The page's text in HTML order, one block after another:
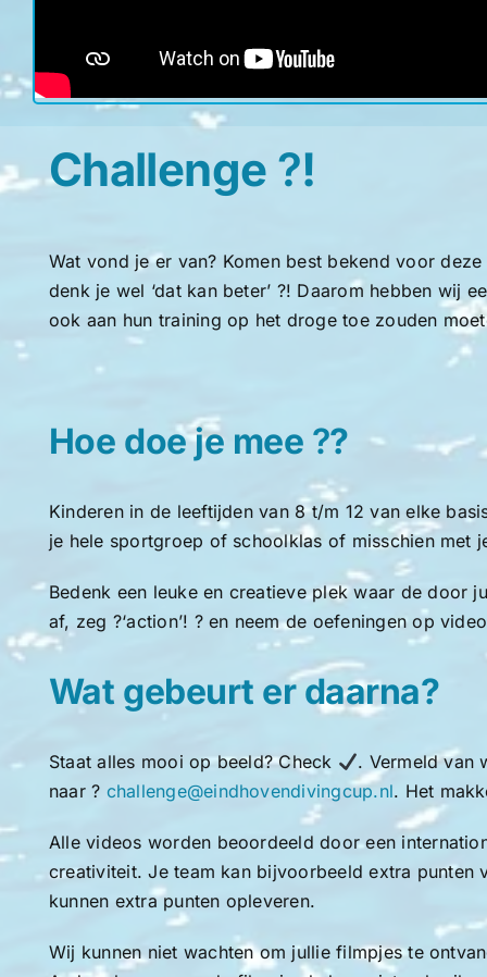
Challenge ?!
Wat vond je er van? Komen best bekend voor
denk je wel ‘dat kan beter’ ?! Daarom hebben wij
ook aan hun training op het droge toe zouden
Hoe doe je mee ??
Kinderen in de leeftijden van 8 t/m 12 van elke
je hele sportgroep of schoolklas of misschien met
Bedenk een leuke en creatieve plek waar de door
af, zeg ?‘action’! ? en neem de oefeningen op
Wat gebeurt er daarna?
Staat alles mooi op beeld? Check
. Vermeld van
naar ? challenge@eindhovendivingcup.nl. Het
Alle videos worden beoordeeld door een
creativiteit. Je team kan bijvoorbeeld extra
kunnen extra punten opleveren.
Wij kunnen niet wachten om jullie filmpjes te